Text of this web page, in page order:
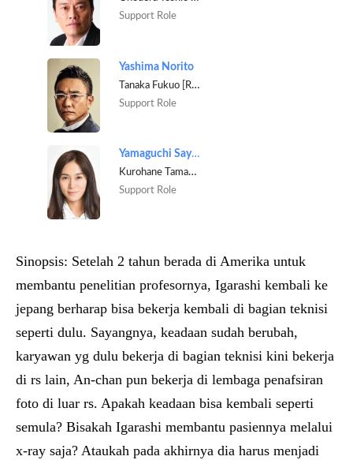
Support Role
Yashima Norito
Tanaka Fukuo [Radiologist]
Support Role
Yamaguchi Sayaka
Kurohane Tamaki [Radiologist]
Support Role
Sinopsis: Setelah 2 tahun berada di Amerika untuk
membantu penelitian profesornya, Igarashi kembali ke
jepang berharap bisa bekerja kembali di bagian teknisi
seperti dulu. Sayangnya, keadaan sudah berubah,
karyawan yg dulu bekerja di bagian teknisi kini bekerja
di rs lain, An-chan pun bekerja di lembaga penafsiran
foto di luar rs. Apakah keadaan bisa kembali seperti
semula? Bisakah Igarashi membantu pasiennya melalui
x-ray saja? Ataukah pada akhirnya dia harus menjadi